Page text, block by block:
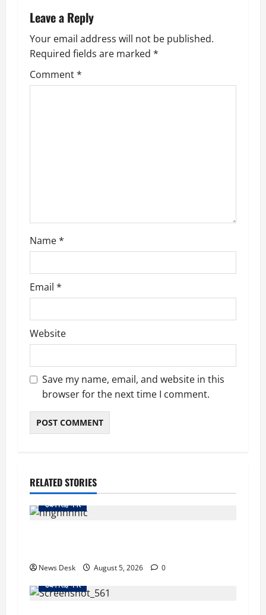
a
v
i
g
Leave a Reply
Your email address will not be published.
Required fields are marked *
Comment*
Name*
Email *
Website
Save my name, email, and website in this
browser for the next time I comment.
RELATED STORIES
उधम सिंह नगर
News Desk August 5, 2026
0
उधम सिंह नगर